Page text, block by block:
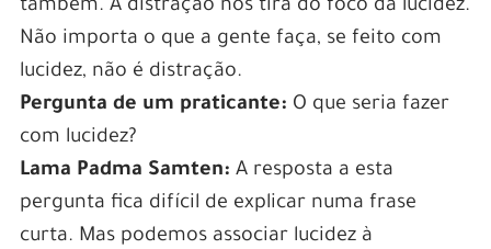
também. A distração nos tira do foco da lucidez.
Não importa o que a gente faça, se feito com
lucidez, não é distração.
Pergunta de um praticante: O que seria fazer
com lucidez?
Lama Padma Samten: A resposta a esta
pergunta fica difícil de explicar numa frase
curta. Mas podemos associar lucidez à